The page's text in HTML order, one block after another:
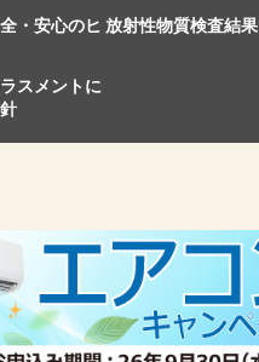
・安心のヒ 放射性物質検査結果
スメントに